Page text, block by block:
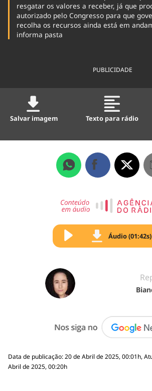
resgatar os valores a receber, já que
autorizado pelo Congresso para que
recolha os recursos ainda está em
informa pasta
PUBLICIDADE
Salvar imagem Texto para rádio
Áudio (01:42s)
Data de publicação: 20 de Abril de 2025, 00:01h,
Abril de 2025, 00:20h